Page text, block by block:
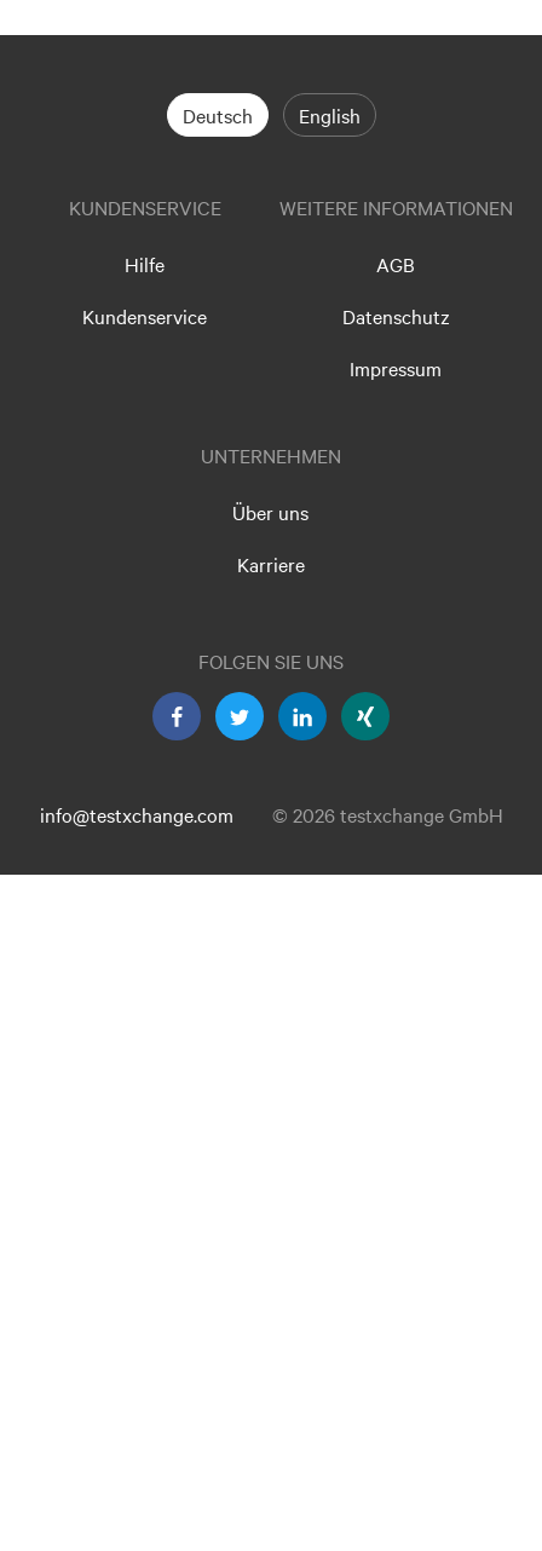
Deutsch English
KUNDENSERVICE
Hilfe
Kundenservice
WEITERE INFORMATIONEN
AGB
Datenschutz
Impressum
UNTERNEHMEN
Über uns
Karriere
FOLGEN SIE UNS
info@testxchange.com © 2026 testxchange GmbH